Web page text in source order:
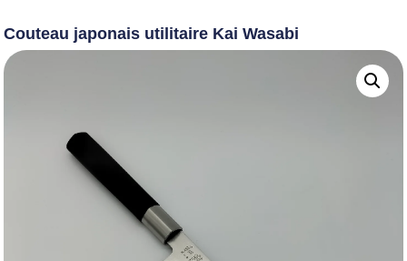
Couteau japonais utilitaire Kai Wasabi